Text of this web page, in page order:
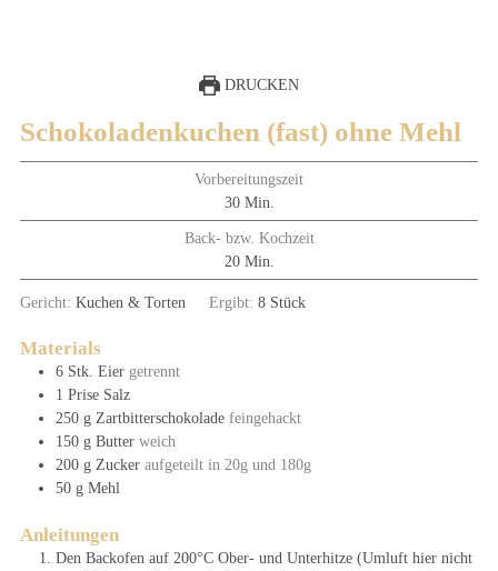
DRUCKEN
Schokoladenkuchen (fast) ohne Mehl
Vorbereitungszeit
30Minuten
Min.
Back- bzw. Kochzeit
20Minuten
Min.
Gericht: Kuchen & Torten Ergibt: 8 Stück
Materials
6 Stk. Eier getrennt
1 Prise Salz
250 g Zartbitterschokolade feingehackt
150 g Butter weich
200 g Zucker aufgeteilt in 20g und 180g
50 g Mehl
Anleitungen
Den Backofen auf 200°C Ober- und Unterhitze (Umluft hier nicht